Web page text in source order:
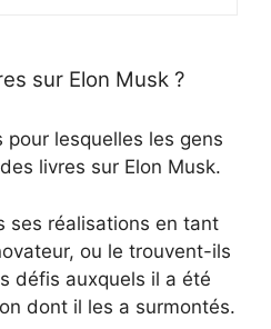
sur Elon Musk ?
pour lesquelles les gens
livres sur Elon Musk.
ses réalisations en tant
ou le trouvent-ils
défis auxquels il a été
dont il les a surmontés.